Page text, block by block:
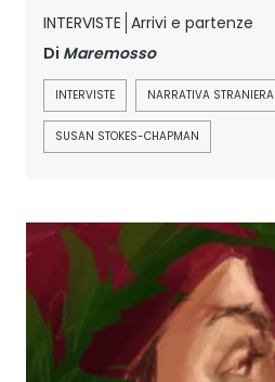
INTERVISTE Arrivi e partenze
Di Maremosso
INTERVISTE NARRATIVA STRANIERA
SUSAN STOKES-CHAPMAN